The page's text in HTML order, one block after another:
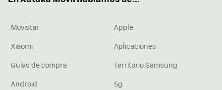
Movistar
Apple
Xiaomi
Aplicaciones
Guías de compra
Territorio Samsung
Android
5g